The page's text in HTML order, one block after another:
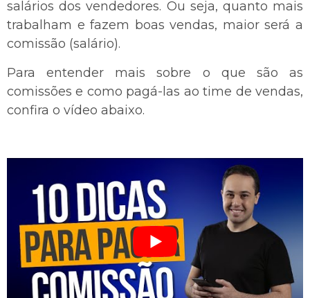
salários dos vendedores. Ou seja, quanto mais
trabalham e fazem boas vendas, maior será a
comissão (salário).
Para entender mais sobre o que são as
comissões e como pagá-las ao time de vendas,
confira o vídeo abaixo.